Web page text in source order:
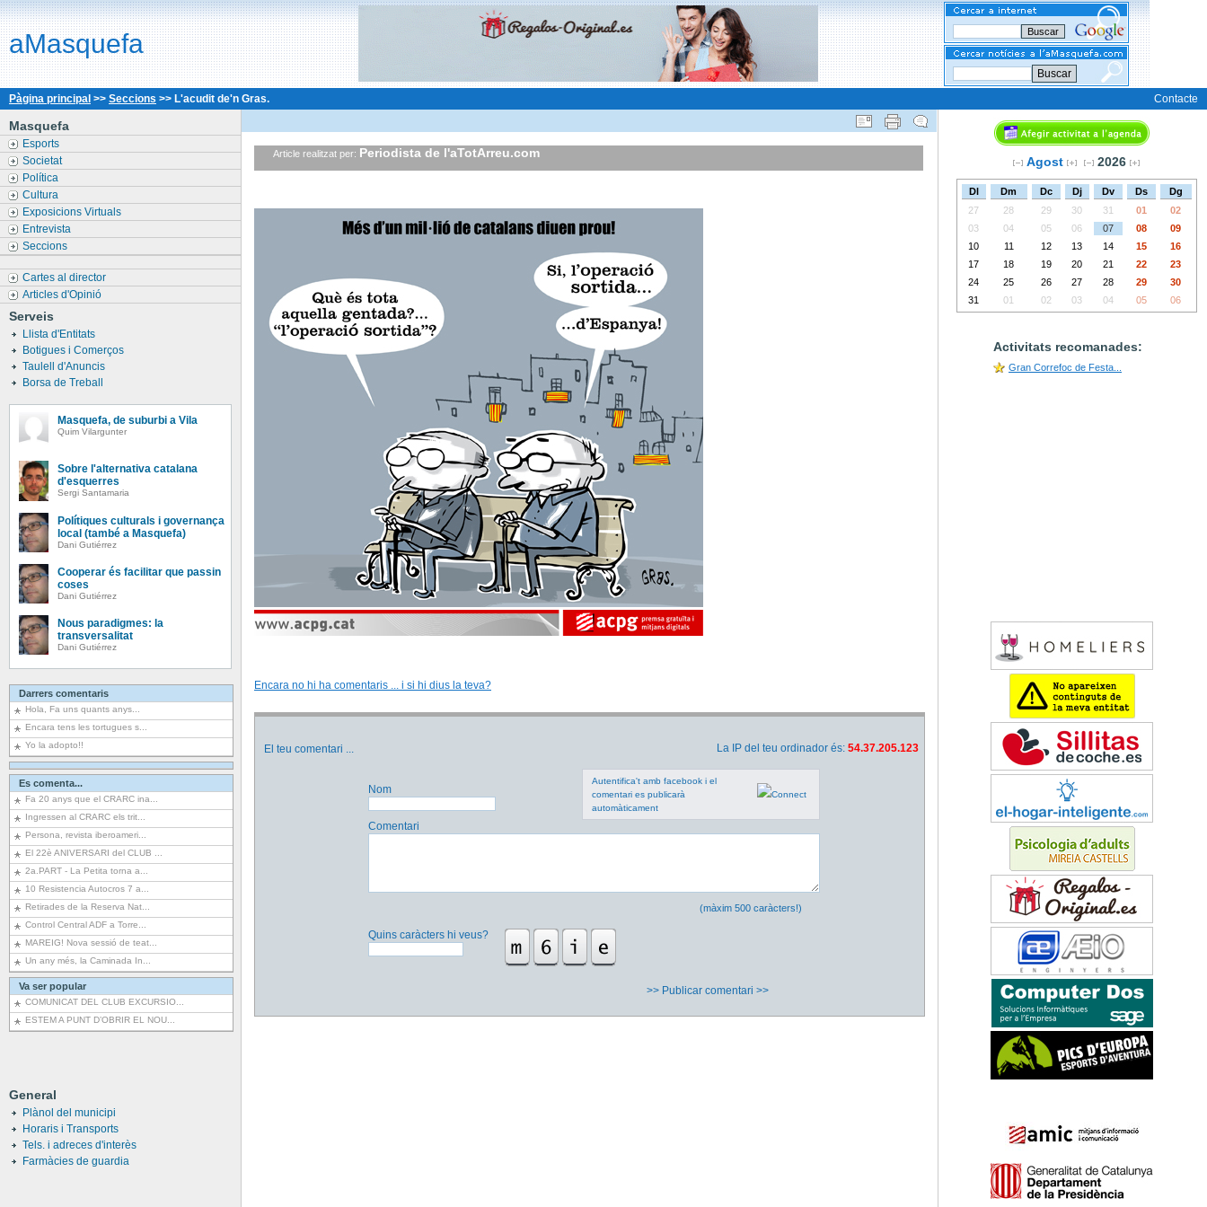
aMasquefa
Buscar
Pàgina principal >> Seccions >> L'acudit de'n Gras. Contacte
Masquefa
Esports
Societat
Política
Cultura
Exposicions Virtuals
Entrevista
Seccions
Cartes al director
Articles d'Opinió
Serveis
Llista d'Entitats
Botigues i Comerços
Taulell d'Anuncis
Borsa de Treball
Masquefa, de suburbi a Vila
Quim Vilargunter
Sobre l'alternativa catalana
d'esquerres
Sergi Santamaria
Polítiques culturals i governança
local (també a Masquefa)
Dani Gutiérrez
Cooperar és facilitar que passin
coses
Dani Gutiérrez
Nous paradigmes: la
transversalitat
Dani Gutiérrez
Darrers comentaris
Hola, Fa uns quants anys...
Encara tens les tortugues s...
Yo la adopto!!
Es comenta...
Fa 20 anys que el CRARC ina...
Ingressen al CRARC els trit...
Persona, revista iberoameri...
El 22è ANIVERSARI del CLUB ...
2a.PART - La Petita torna a...
10 Resistencia Autocros 7 a...
Retirades de la Reserva Nat...
Control Central ADF a Torre...
MAREIG! Nova sessió de teat...
Un any més, la Caminada In...
Va ser popular
COMUNICAT DEL CLUB EXCURSIO...
ESTEM A PUNT D’OBRIR EL NOU...
General
Plànol del municipi
Horaris i Transports
Tels. i adreces d'interès
Farmàcies de guardia
Article realitzat per: Periodista de l'aTotArreu.com
Encara no hi ha comentaris ... i si hi dius la teva?
El teu comentari ... La IP del teu ordinador és: 54.37.205.123
Nom
Autentifica't amb facebook i el
comentari es publicarà
automàticament
Comentari
(màxim 500 caràcters!)
Quins caràcters hi veus?
>> Publicar comentari >>
Agost 2026
Dl Dm Dc Dj Dv Ds
Dg
27
28 29 30 31 01
02
03
04 05 06 07 08
09
10
11 12 13 14 15
16
17
18 19 20 21 22
23
24
25 26 27 28 29
30
31
01 02 03 04 05 06
Activitats recomanades:
Gran Correfoc de Festa...